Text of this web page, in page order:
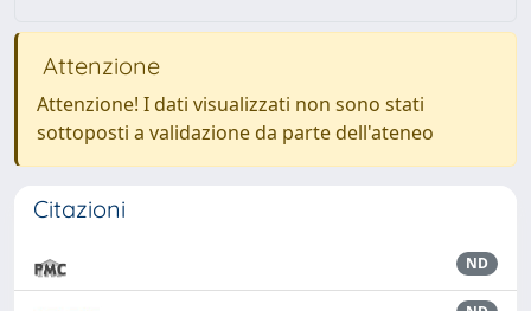
Attenzione
Attenzione! I dati visualizzati non sono stati
sottoposti a validazione da parte dell'ateneo
Citazioni
ND